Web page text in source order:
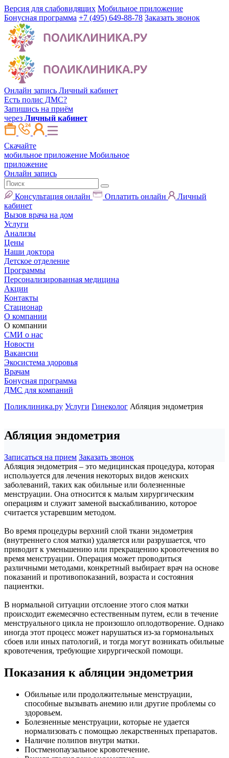
Версия для слабовидящих Мобильное приложение
Бонусная программа +7 (495) 649-88-78 Заказать звонок
Онлайн запись Личный кабинет
Есть полис ДМС?
Запишись на приём
через Личный кабинет
Скачайте
мобильное приложение Мобильное
приложение
Онлайн запись
Консультация онлайн Оплатить онлайн
Личный
кабинет
Вызов врача на дом
Услуги
Анализы
Цены
Наши доктора
Детское отделение
Программы
Персонализированная медицина
Акции
Контакты
Стационар
О компании
О компании
СМИ о нас
Новости
Вакансии
Экосистема здоровья
Врачам
Бонусная программа
ДМС для компаний
Поликлиника.ру Услуги Гинеколог Абляция эндометрия
Абляция эндометрия
Записаться на прием Заказать звонок
Абляция эндометрия – это медицинская процедура, которая
используется для лечения некоторых видов женских
заболеваний, таких как обильные или болезненные
менструации. Она относится к малым хирургическим
операциям и служит заменой выскабливанию, которое
считается устаревшим методом.
Во время процедуры верхний слой ткани эндометрия
(внутреннего слоя матки) удаляется или разрушается, что
приводит к уменьшению или прекращению кровотечения во
время менструации. Операция может проводиться
различными методами, конкретный выбирает врач на основе
показаний и противопоказаний, возраста и состояния
пациентки.
В нормальной ситуации отслоение этого слоя матки
происходит ежемесячно естественным путем, если в течение
менструального цикла не произошло оплодотворение. Однако
иногда этот процесс может нарушаться из-за гормональных
сбоев или иных патологий, и тогда могут возникать обильные
кровотечения, требующие хирургической помощи.
Показания к абляции эндометрия
Обильные или продолжительные менструации,
способные вызывать анемию или другие проблемы со
здоровьем.
Болезненные менструации, которые не удается
нормализовать с помощью лекарственных препаратов.
Наличие полипов внутри матки.
Постменопаузальное кровотечение.